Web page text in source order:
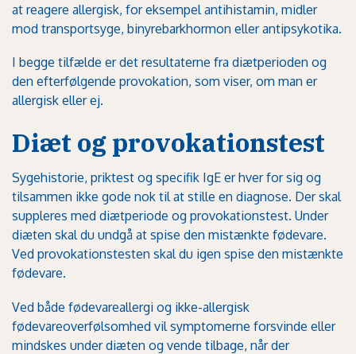
at reagere allergisk, for eksempel antihistamin, midler
mod transportsyge, binyrebarkhormon eller antipsykotika.
I begge tilfælde er det resultaterne fra diætperioden og
den efterfølgende provokation, som viser, om man er
allergisk eller ej.
Diæt og provokationstest
Sygehistorie, priktest og specifik IgE er hver for sig og
tilsammen ikke gode nok til at stille en diagnose. Der skal
suppleres med diætperiode og provokationstest. Under
diæten skal du undgå at spise den mistænkte fødevare.
Ved provokationstesten skal du igen spise den mistænkte
fødevare.
Ved både fødevareallergi og ikke-allergisk
fødevareoverfølsomhed vil symptomerne forsvinde eller
mindskes under diæten og vende tilbage, når der